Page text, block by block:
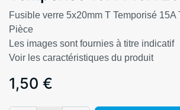
Fusible verre 5x20mm T Temporisé 15A
Pièce
Les images sont fournies à titre indicatif
Voir les caractéristiques du produit
1,50 €